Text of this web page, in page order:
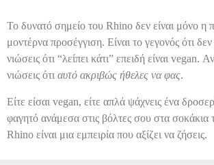
Το δυνατό σημείο του Rhino δεν είναι μόνο η
μοντέρνα προσέγγιση. Είναι το γεγονός ότι
νιώσεις ότι “λείπει κάτι” επειδή είναι vegan.
νιώσεις ότι αυτό ακριβώς ήθελες να φας.
Είτε είσαι vegan, είτε απλά ψάχνεις ένα
φαγητό ανάμεσα στις βόλτες σου στα
Rhino είναι μια εμπειρία που αξίζει να ζήσεις.